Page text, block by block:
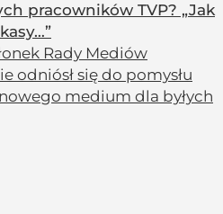
pracowników TVP? „Jak
Rady Mediów
odniósł się do pomysłu
medium dla byłych